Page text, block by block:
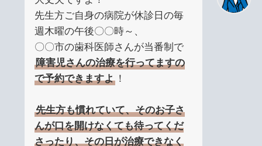
先生方ご自身の病院が休診日の毎
週木曜の午後〇〇時～、
〇〇市の歯科医師さんが当番制で
障害児さんの治療を行ってますの
で予約できますよ！
先生方も慣れていて、そのお子さ
んが口を開けなくても待ってくだ
さったり、その日が治療できなく